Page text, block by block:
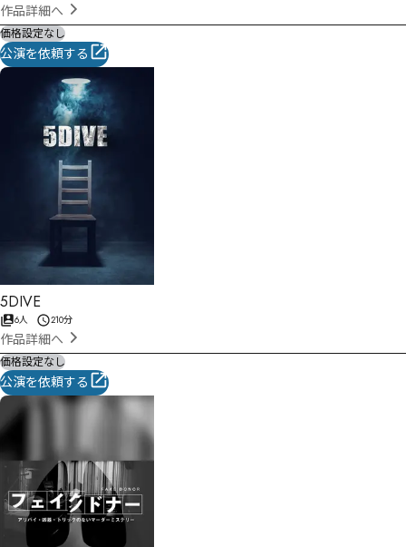
作品詳細へ
価格設定なし
公演を依頼する
5DIVE
6人 210分
作品詳細へ
価格設定なし
公演を依頼する